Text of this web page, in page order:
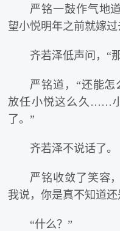
严铭一鼓作气地
望小悦明年之前就嫁过
齐若泽低声问，
严铭道，“还能怎
放任小悦这么久……
了。”
齐若泽不说话了。
严铭收敛了笑容
我说，你是真不知道
“什么？”